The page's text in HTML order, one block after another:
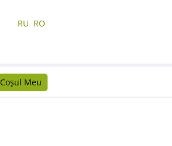
RU RO
Coșul Meu